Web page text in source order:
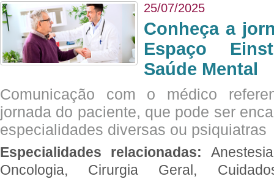
25/07/2025
Conheça a
Espaço
Saúde Mental
Comunicação com o médico
jornada do paciente, que pode ser
especialidades diversas ou psiquiatras
Especialidades relacionadas:
Oncologia, Cirurgia Geral,